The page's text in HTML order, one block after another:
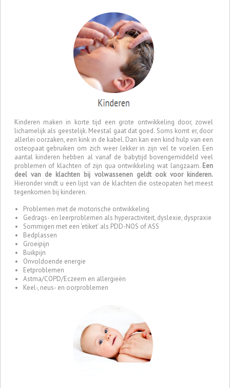
Kinderen maken in korte tijd een grote ontwikkeling door, zowel
lichamelijk als geestelijk. Meestal gaat dat goed. Soms komt er, door
allerlei oorzaken, een kink in de kabel. Dan kan een kind hulp van een
osteopaat gebruiken om zich weer lekker in zijn vel te voelen. Een
aantal kinderen hebben al vanaf de babytijd bovengemiddeld veel
problemen of klachten of zijn qua ontwikkeling wat langzaam. Een
deel van de klachten bij volwassenen geldt ook voor kinderen.
Hieronder vindt u een lijst van de klachten die osteopaten het meest
tegenkomen bij kinderen.
Problemen met de motorische ontwikkeling
Gedrags- en leerproblemen als hyperactiviteit, dyslexie, dyspraxie
Sommigen met een ‘etiket’ als PDD-NOS of ASS
Bedplassen
Groeipijn
Buikpijn
Onvoldoende energie
Eetproblemen
Astma/COPD/Eczeem en allergieën
Keel-, neus- en oorproblemen